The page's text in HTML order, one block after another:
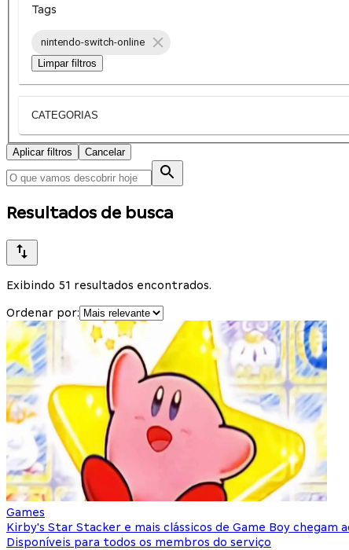
Tags
nintendo-switch-online
Limpar filtros
CATEGORIAS
Aplicar filtros Cancelar
Resultados de busca
Exibindo 51 resultados encontrados.
Ordenar por:
Games
Kirby's Star Stacker e mais clássicos de Game Boy chegam
Disponíveis para todos os membros do serviço